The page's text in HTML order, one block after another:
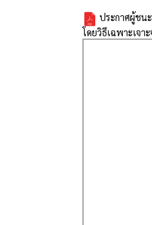
ประกาศผู้ชน
โดยวิธีเฉพาะเจาะ